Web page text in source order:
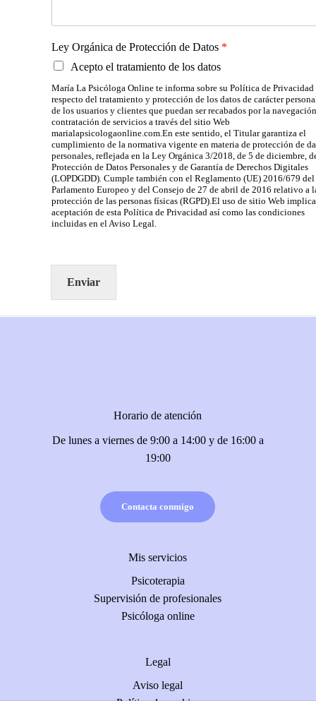
Ley Orgánica de Protección de Datos *
Acepto el tratamiento de los datos
María La Psicóloga Online te informa sobre su Política de Privacidad
respecto del tratamiento y protección de los datos de carácter
de los usuarios y clientes que puedan ser recabados por la
contratación de servicios a través del sitio Web
marialapsicologaonline.com.En este sentido, el Titular garantiza el
cumplimiento de la normativa vigente en materia de protección de
personales, reflejada en la Ley Orgánica 3/2018, de 5 de diciembre,
Protección de Datos Personales y de Garantía de Derechos Digitales
(LOPDGDD). Cumple también con el Reglamento (UE) 2016/679 del
Parlamento Europeo y del Consejo de 27 de abril de 2016 relativo a
protección de las personas físicas (RGPD).El uso de sitio Web
aceptación de esta Política de Privacidad así como las condiciones
incluidas en el Aviso Legal.
Enviar
Horario de atención
De lunes a viernes de 9:00 a 14:00 y de 16:00 a
19:00
Contacta conmigo
Mis servicios
Psicoterapia
Supervisión de profesionales
Psicóloga online
Legal
Aviso legal